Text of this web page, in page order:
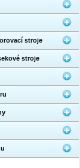
stroje
stroje